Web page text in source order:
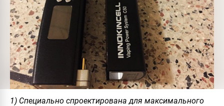
1) Специально спроектирована для максимального